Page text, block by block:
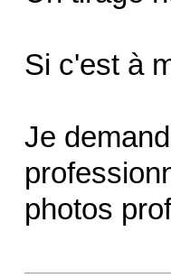
Si c'est à
Je
photos